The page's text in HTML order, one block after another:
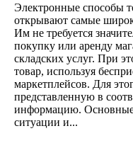
Электронные способы
открывают самые
Им не требуется
покупку или аренду
складских услуг. При
товар, используя
маркетплейсов. Для
представленную в
информацию.
ситуации и...